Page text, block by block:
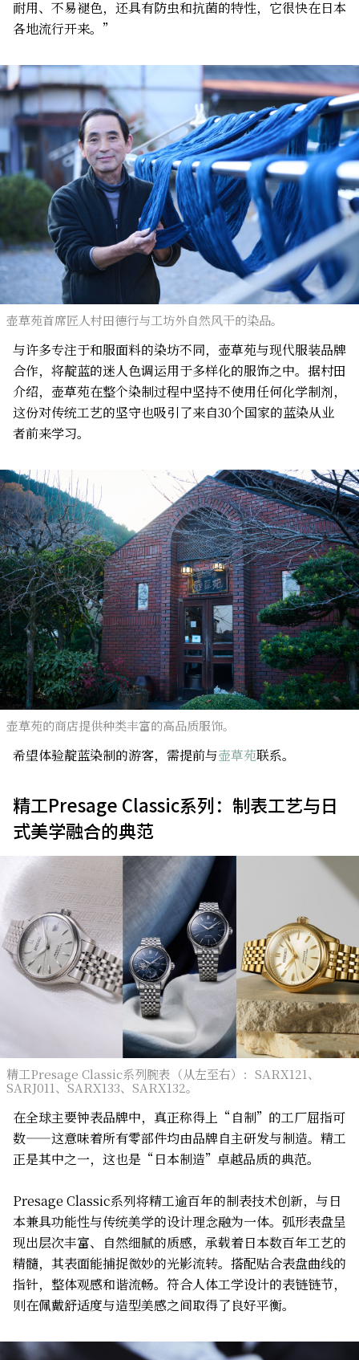
耐用、不易褪色，还具有防虫和抗菌的特性，它很快在日本
各地流行开来。”
壶草苑首席匠人村田德行与工坊外自然风干的染品。
与许多专注于和服面料的染坊不同，壶草苑与现代服装品牌
合作，将靛蓝的迷人色调运用于多样化的服饰之中。据村田
介绍，壶草苑在整个染制过程中坚持不使用任何化学制剂，
这份对传统工艺的坚守也吸引了来自30个国家的蓝染从业
者前来学习。
壶草苑的商店提供种类丰富的高品质服饰。
希望体验靛蓝染制的游客，需提前与壶草苑联系。
精工Presage Classic系列：制表工艺与日
式美学融合的典范
精工Presage Classic系列腕表（从左至右）：SARX121、
SARJ011、SARX133、SARX132。
在全球主要钟表品牌中，真正称得上“自制”的工厂屈指可
数——这意味着所有零部件均由品牌自主研发与制造。精工
正是其中之一，这也是“日本制造”卓越品质的典范。
Presage Classic系列将精工逾百年的制表技术创新，与日
本兼具功能性与传统美学的设计理念融为一体。弧形表盘呈
现出层次丰富、自然细腻的质感，承载着日本数百年工艺的
精髓，其表面能捕捉微妙的光影流转。搭配贴合表盘曲线的
指针，整体观感和谐流畅。符合人体工学设计的表链链节，
则在佩戴舒适度与造型美感之间取得了良好平衡。